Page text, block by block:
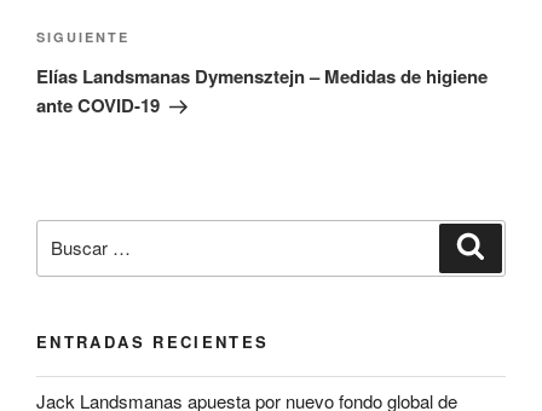
Siguiente
entrada
SIGUIENTE
Elías Landsmanas Dymensztejn – Medidas de higiene
ante COVID-19
por:
ENTRADAS RECIENTES
Jack Landsmanas apuesta por nuevo fondo global de